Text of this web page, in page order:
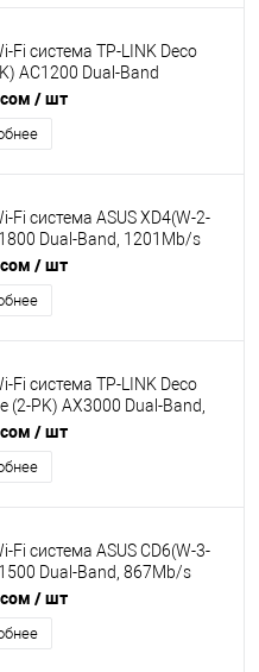
Fi система TP-LINK Deco
AC1200 Dual-Band
5GHz+300Mb/s 2.4GHz,
LAN 1Gb/s, 2 antennas, MU-
Control
/ шт
Fi система ASUS XD4(W-2-
Dual-Band, 1201Mb/s
s 2.4GHz,2xLAN
antennas, Aimesh, ASUS
AIProtection
/ шт
Fi система TP-LINK Deco
(2-PK) AX3000 Dual-Band,
s 5GHz+574Mb/s 2.4GHz,
Гбит/с.4
Control
/ шт
Fi система ASUS CD6(W-3-
Dual-Band, 867Mb/s
s 2.4GHz, 3xLAN
antennas, Aimesh, ASUS
AIProtection
/ шт